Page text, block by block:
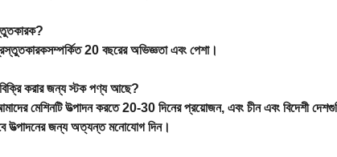
সম্পর্কিত 20 বছরের অভিজ্ঞতা এবং পেশা।
করার জন্য স্টক পণ্য আছে?
মেশিনটি উত্পাদন করতে 20-30 দিনের প্রয়োজন, এবং চীন এবং বিদেশী
উত্পাদনের জন্য অত্যন্ত মনোযোগ দিন।